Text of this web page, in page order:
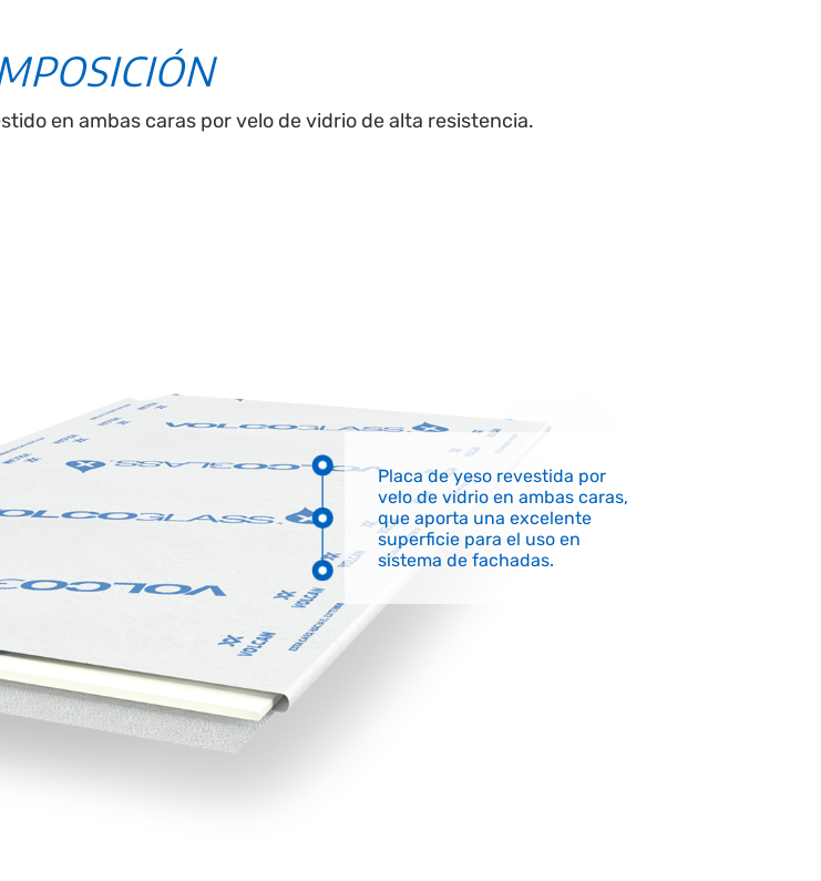
en ambas caras por velo de vidrio de alta resistencia.
Placa de yeso revestida por
velo de vidrio en ambas caras,
que aporta una excelente
superficie para el uso en
sistema de fachadas.